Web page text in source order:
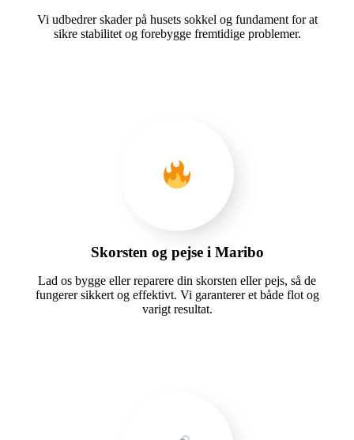
Vi udbedrer skader på husets sokkel og fundament for at
sikre stabilitet og forebygge fremtidige problemer.
Skorsten og pejse i Maribo
Lad os bygge eller reparere din skorsten eller pejs, så de
fungerer sikkert og effektivt. Vi garanterer et både flot og
varigt resultat.